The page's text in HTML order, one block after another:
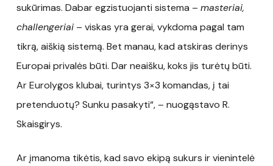
sukūrimas. Dabar egzistuojanti sistema – masteriai,
challengeriai– viskas yra gerai, vykdoma pagal tam
tikrą, aiškią sistemą. Bet manau, kad atskiras derinys
Europai privalės būti. Dar neaišku, koks jis turėtų būti.
Ar Eurolygos klubai, turintys 3×3 komandas, į tai
pretenduotų? Sunku pasakyti“, – nuogąstavo R.
Skaisgirys.
Ar įmanoma tikėtis, kad savo ekipą sukurs ir vienintelė